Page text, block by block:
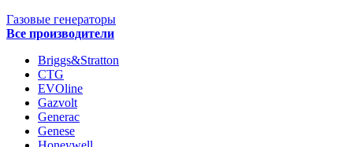
Газовые генераторы
Все производители
Briggs&Stratton
CTG
EVOline
Gazvolt
Generac
Genese